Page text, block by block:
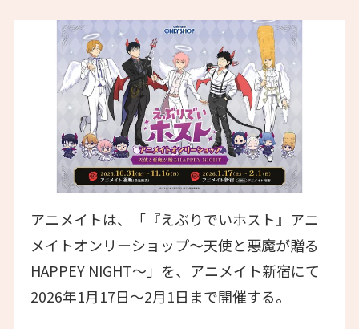
アニメイトは、「『えぶりでいホスト』アニ
メイトオンリーショップ〜天使と悪魔が贈る
HAPPEY NIGHT〜」を、アニメイト新宿にて
2026年1月17日～2月1日まで開催する。